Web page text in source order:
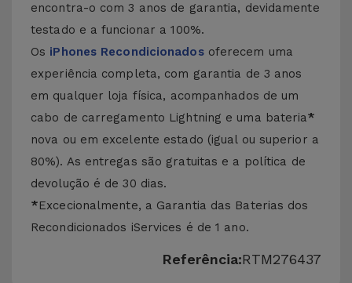
encontra-o com 3 anos de garantia, devidamente
testado e a funcionar a 100%.
Os iPhones Recondicionadosoferecem uma
experiência completa, com garantia de 3 anos
em qualquer loja física, acompanhados de um
cabo de carregamento Lightning e uma bateria*
nova ou em excelente estado (igual ou superior a
80%). As entregas são gratuitas e a política de
devolução é de 30 dias.
*Excecionalmente, a Garantia das Baterias dos
Recondicionados iServices é de 1 ano.
Referência:RTM276437